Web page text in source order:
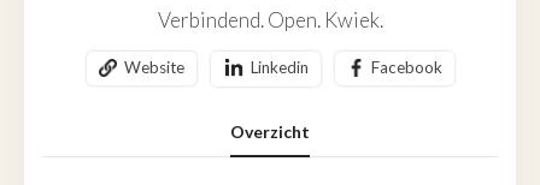
Verbindend. Open. Kwiek.
Website Linkedin Facebook
Overzicht